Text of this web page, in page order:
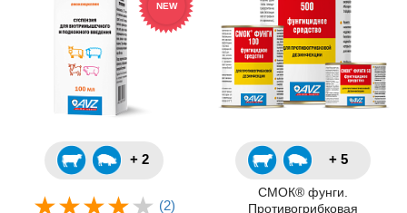
NEW
+ 2
(2)
+ 5
СМОК® фунги.
Противогрибковая